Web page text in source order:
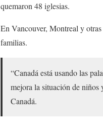
quemaron 48 iglesias.
En Vancouver, Montreal y
familias.
“Canadá está usando las
mejora la situación de
Canadá.